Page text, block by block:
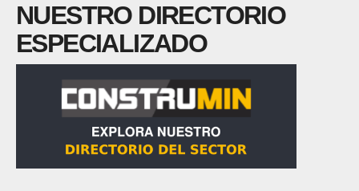
NUESTRO DIRECTORIO
ESPECIALIZADO